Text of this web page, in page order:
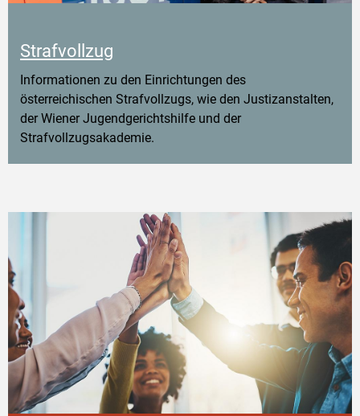
Strafvollzug
Informationen zu den Einrichtungen des
österreichischen Strafvollzugs, wie den Justizanstalten,
der Wiener Jugendgerichtshilfe und der
Strafvollzugsakademie.